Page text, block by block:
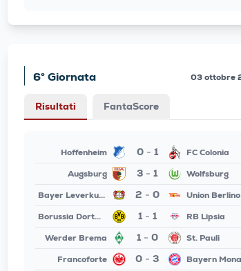
6° Giornata 03 ottobre
Risultati FantaScore
Hoffenheim 0- 1
FC Colonia
Augsburg
3 - 1
Wolfsburg
Bayer Leverkusen
2 - 0
Union Berlino
Borussia Dortmund
1- 1
RB Lipsia
Werder Brema
1- 0
St. Pauli
Francoforte
0 - 3
Bayern